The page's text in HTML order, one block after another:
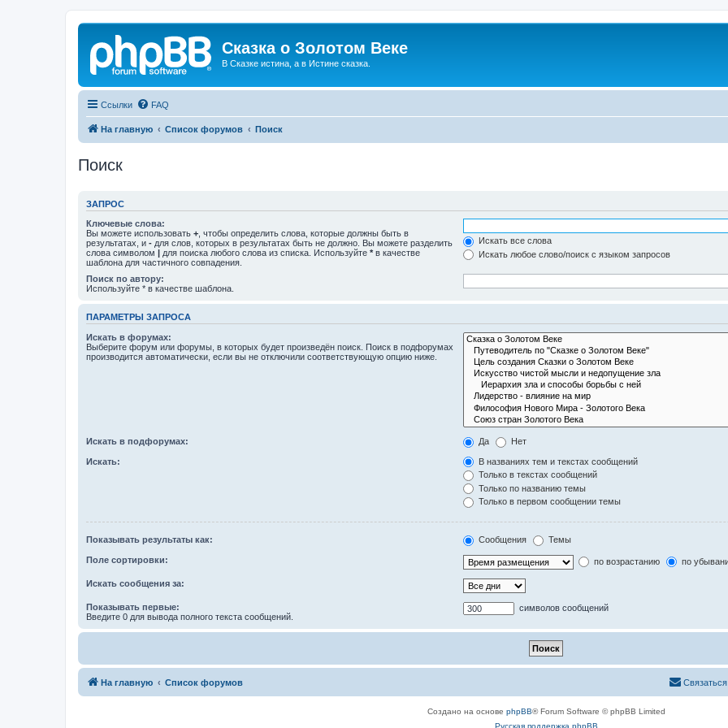
Сказка о Золотом Веке
В Сказке истина, а в Истине сказка.
Ссылки FAQ
На главную Список форумов Поиск
Поиск
ЗАПРОС
Ключевые слова:
Вы можете использовать + , чтобы определить слова, которые должны быть в
результатах, и - для слов, которых в результатах быть не должно. Вы можете разделить
слова символом | для поиска любого слова из списка. Используйте * в качестве
шаблона для частичного совпадения.
Искать все слова
Искать любое слово/поиск с языком запросов
Поиск по автору:
Используйте * в качестве шаблона.
ПАРАМЕТРЫ ЗАПРОСА
Искать в форумах:
Выберите форум или форумы, в которых будет произведён поиск. Поиск в подфорумах
производится автоматически, если вы не отключили соответствующую опцию ниже.
Искать в подфорумах: Да Нет
Искать:
В названиях тем и текстах сообщений
Только в текстах сообщений
Только по названию темы
Только в первом сообщении темы
Показывать результаты как: Сообщения Темы
Поле сортировки: по возрастанию по
Искать сообщения за:
Показывать первые:
Введите 0 для вывода полного текста сообщений.
символов сообщений
На главную Список форумов
Создано на основе phpBB® Forum Software © phpBB Limited
Русская поддержка phpBB